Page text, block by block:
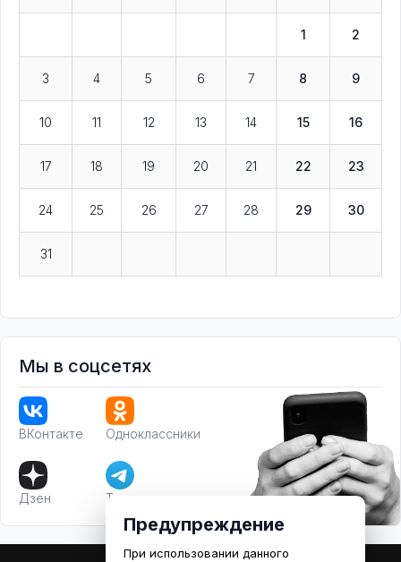
1 2
3 4 5 6 7 8 9
10 11 12 13 14 15 16
17 18 19 20 21 22 23
24 25 26 27 28 29 30
31
Мы в соцсетях
ВКонтакте Одноклассники
Дзен Телеграм
Предупреждение
При использовании данного